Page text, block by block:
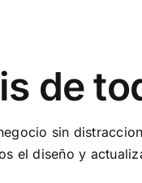
de
sin
el diseño y